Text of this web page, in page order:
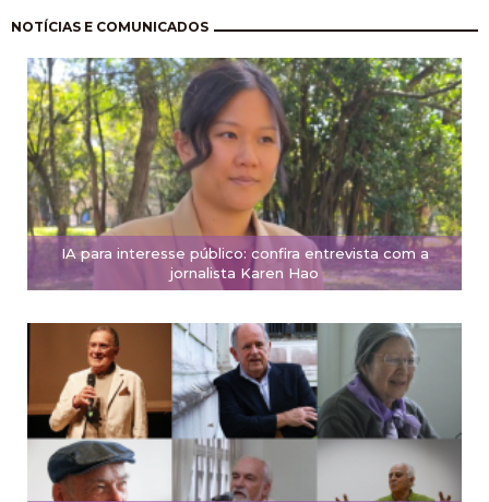
NOTÍCIAS E COMUNICADOS
IA para interesse público: confira entrevista com a
jornalista Karen Hao
Pagination